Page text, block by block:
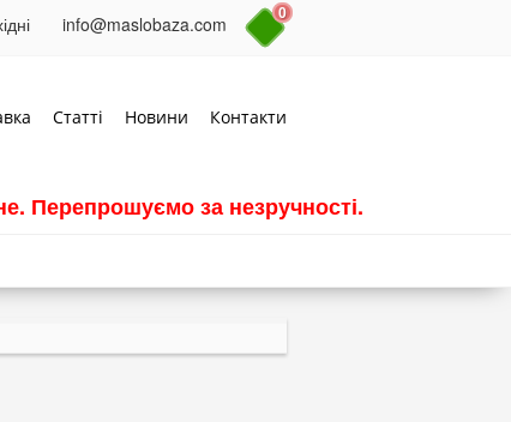
info@maslobaza.com 0
Статті Новини Контакти
Перепрошуємо за незручності.